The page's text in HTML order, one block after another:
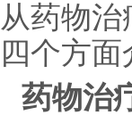
从药物
四个方
药物治